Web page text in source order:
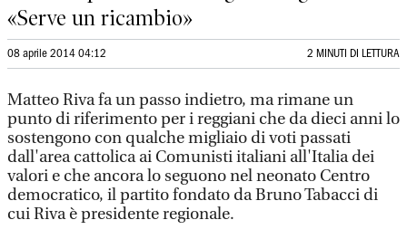
«Serve un ricambio»
08 aprile 2014 04:12 2 MINUTI DI LETTURA
Matteo Riva fa un passo indietro, ma rimane un
punto di riferimento per i reggiani che da dieci anni lo
sostengono con qualche migliaio di voti passati
dall'area cattolica ai Comunisti italiani all'Italia dei
valori e che ancora lo seguono nel neonato Centro
democratico, il partito fondato da Bruno Tabacci di
cui Riva è presidente regionale.